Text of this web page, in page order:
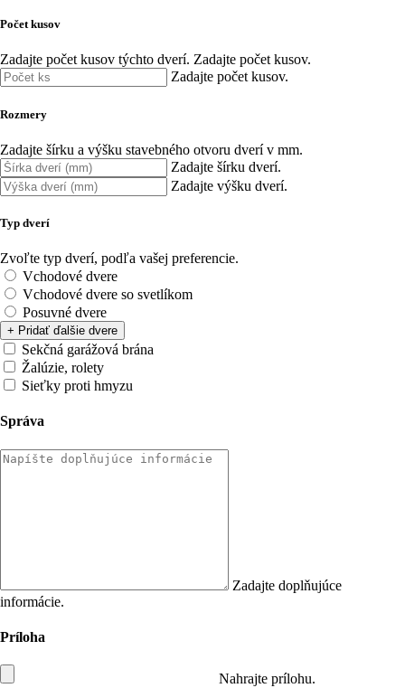
Počet kusov
Zadajte počet kusov týchto dverí. Zadajte počet kusov.
Zadajte počet kusov.
Rozmery
Zadajte šírku a výšku stavebného otvoru dverí v mm.
Zadajte šírku dverí.
Zadajte výšku dverí.
Typ dverí
Zvoľte typ dverí, podľa vašej preferencie.
Vchodové dvere
Vchodové dvere so svetlíkom
Posuvné dvere
+ Pridať ďalšie dvere
Sekčná garážová brána
Žalúzie, rolety
Sieťky proti hmyzu
Správa
Zadajte doplňujúce
informácie.
Príloha
Nahrajte prílohu.